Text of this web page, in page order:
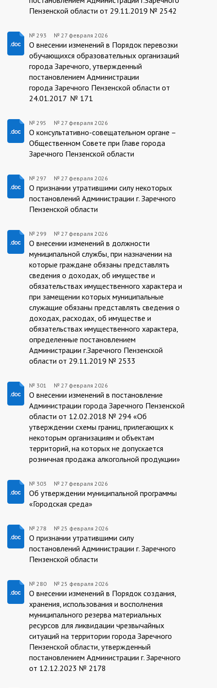
Пензенской области от 29.11.2019 № 2542
27.02.2026/293
№ 293 № 27 февраля 2026
О внесении изменений в Порядок перевозки
обучающихся образовательных организаций
города Заречного, утвержденный
постановлением Администрации
города Заречного Пензенской области от
24.01.2017 № 171
27.02.2026/295
№ 295 № 27 февраля 2026
О консультативно-совещательном органе –
Общественном Совете при Главе города
Заречного Пензенской области
27.02.2026/297
№ 297 № 27 февраля 2026
О признании утратившими силу некоторых
постановлений Администрации г. Заречного
Пензенской области
27.02.2026/299
№ 299 № 27 февраля 2026
О внесении изменений в должности
муниципальной службы, при назначении на
которые граждане обязаны представлять
сведения о доходах, об имуществе и
обязательствах имущественного характера и
при замещении которых муниципальные
служащие обязаны представлять сведения о
доходах, расходах, об имуществе и
обязательствах имущественного характера,
определенные постановлением
Администрации г.Заречного Пензенской
области от 29.11.2019 № 2533
27.02.2026/301
№ 301 № 27 февраля 2026
О внесении изменений в постановление
Администрации города Заречного Пензенской
области от 12.02.2018 № 294 «Об
утверждении схемы границ, прилегающих к
некоторым организациям и объектам
территорий, на которых не допускается
розничная продажа алкогольной продукции»
27.02.2026/303
№ 303 № 27 февраля 2026
Об утверждении муниципальной программы
«Городская среда»
25.02.2026/278
№ 278 № 25 февраля 2026
О признании утратившими силу
постановлений Администрации г. Заречного
Пензенской области
25.02.2026/280
№ 280 № 25 февраля 2026
О внесении изменений в Порядок создания,
хранения, использования и восполнения
муниципального резерва материальных
ресурсов для ликвидации чрезвычайных
ситуаций на территории города Заречного
Пензенской области, утвержденный
постановлением Администрации г. Заречного
от 12.12.2023 № 2178